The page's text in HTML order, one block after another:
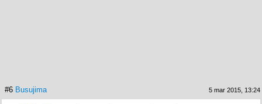
#6 Busujima 5 mar 2015, 13:24